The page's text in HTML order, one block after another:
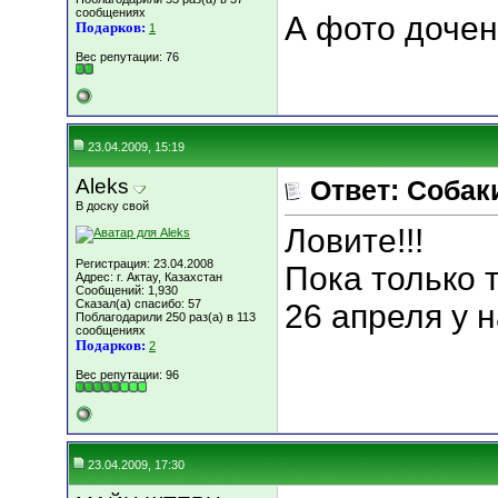
сообщениях
Подарков: 1
Вес репутации: 76
А фото
23.04.2009, 15:19
Aleks
В доску свой
Регистрация: 23.04.2008
Адрес: г. Актау, Казахстан
Сообщений: 1,930
Сказал(а) спасибо: 57
Поблагодарили 250 раз(а) в 113
сообщениях
Подарков: 2
Вес репутации: 96
Ответ:
Ловите!!!
Пока только
26 апреля у
23.04.2009, 17:30